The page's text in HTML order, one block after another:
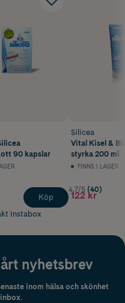
90 kapslar
Instabox
Köp
Silicea
Vital Kisel &
styrka 200 ml
FINNS I LAGER
4.7/5 (40)
122 kr
nyhetsbrev
inom hälsa och skönhet